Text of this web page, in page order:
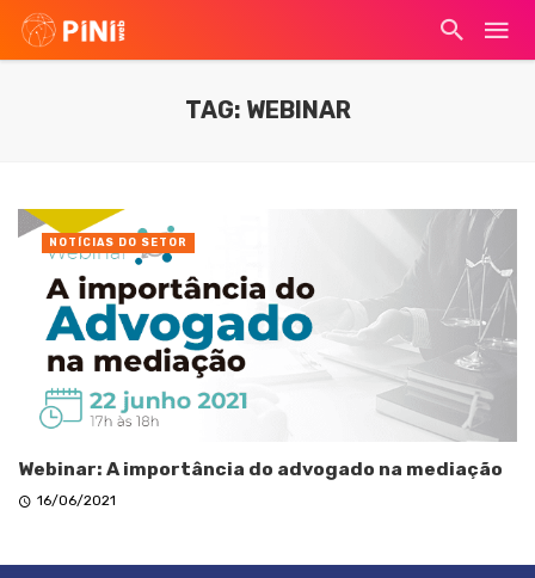
TAG: WEBINAR
Webinar: A importância do advogado na mediação
16/06/2021
NOTÍCIAS DO SETOR